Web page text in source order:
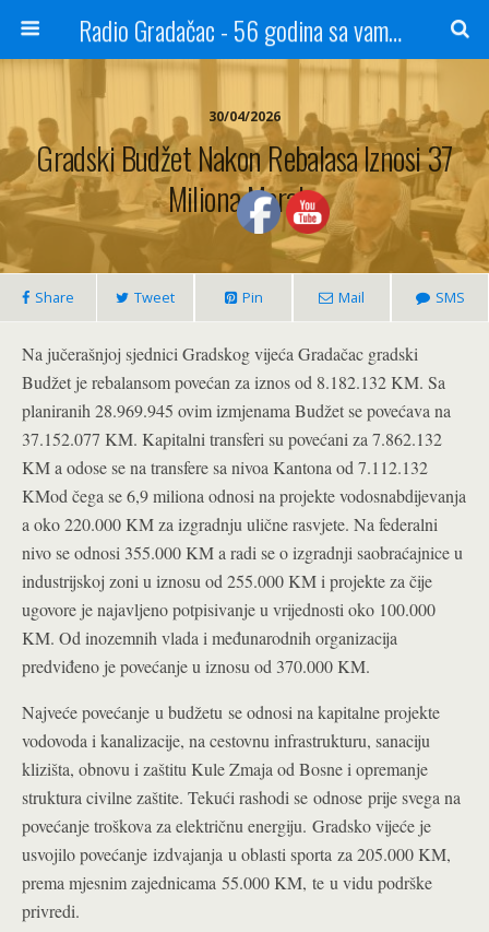
Radio Gradačac - 56 godina sa vama...
30/04/2026
Gradski Budžet Nakon Rebalasa Iznosi 37
Miliona Maraka
Share Tweet Pin Mail SMS
Na jučerašnjoj sjednici Gradskog vijeća Gradačac gradski
Budžet je rebalansom povećan za iznos od 8.182.132 KM. Sa
planiranih 28.969.945 ovim izmjenama Budžet se povećava na
37.152.077 KM. Kapitalni transferi su povećani za 7.862.132
KM a odose se na transfere sa nivoa Kantona od 7.112.132
KMod čega se 6,9 miliona odnosi na projekte vodosnabdijevanja
a oko 220.000 KM za izgradnju ulične rasvjete. Na federalni
nivo se odnosi 355.000 KM a radi se o izgradnji saobraćajnice u
industrijskoj zoni u iznosu od 255.000 KM i projekte za čije
ugovore je najavljeno potpisivanje u vrijednosti oko 100.000
KM. Od inozemnih vlada i međunarodnih organizacija
predviđeno je povećanje u iznosu od 370.000 KM.
Najveće povećanje u budžetu se odnosi na kapitalne projekte
vodovoda i kanalizacije, na cestovnu infrastrukturu, sanaciju
klizišta, obnovu i zaštitu Kule Zmaja od Bosne i opremanje
struktura civilne zaštite. Tekući rashodi se odnose prije svega na
povećanje troškova za električnu energiju. Gradsko vijeće je
usvojilo povećanje izdvajanja u oblasti sporta za 205.000 KM,
prema mjesnim zajednicama 55.000 KM, te u vidu podrške
privredi.